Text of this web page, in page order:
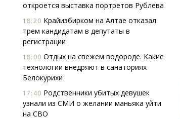
откроется выставка портретов Рублева
18:20 Крайизбирком на Алтае отказал
трем кандидатам в депутаты в
регистрации
18:00 Отдых на свежем водороде. Какие
технологии внедряют в санаториях
Белокурихи
17:40 Родственники убитых девушек
узнали из СМИ о желании маньяка уйти
на СВО